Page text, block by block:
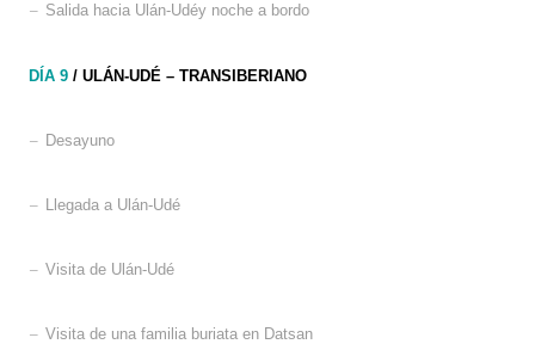
– Salida hacia Ulán-Udéy noche a bordo
DÍA 9 / ULÁN-UDÉ – TRANSIBERIANO
– Desayuno
– Llegada a Ulán-Udé
– Visita de Ulán-Udé
– Visita de una familia buriata en Datsan